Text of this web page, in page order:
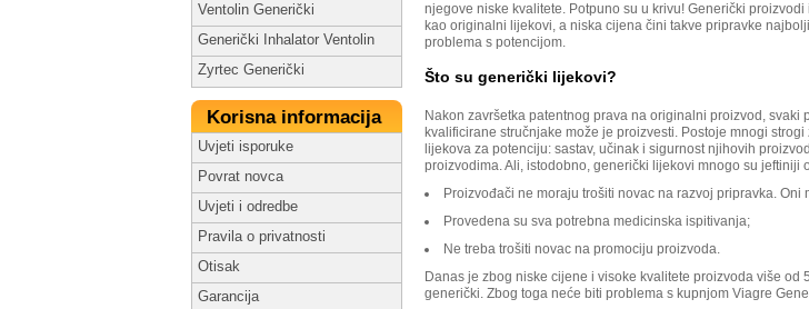
Ventolin Generički
Generički Inhalator Ventolin
Zyrtec Generički
Korisna informacija
Uvjeti isporuke
Povrat novca
Uvjeti i odredbe
Pravila o privatnosti
Otisak
Garancija
njegove niske kvalitete. Potpuno su u krivu! Generički
kao originalni lijekovi, a niska cijena čini takve pripravke
problema s potencijom.
Što su generički lijekovi?
Nakon završetka patentnog prava na originalni proizvod, svaki
kvalificirane stručnjake može je proizvesti. Postoje mnogi
lijekova za potenciju: sastav, učinak i sigurnost njihovih
proizvodima. Ali, istodobno, generički lijekovi mnogo su jeftiniji
Proizvođači ne moraju trošiti novac na razvoj pripravka. Oni
Provedena su sva potrebna medicinska ispitivanja;
Ne treba trošiti novac na promociju proizvoda.
Danas je zbog niske cijene i visoke kvalitete proizvoda više od
generički. Zbog toga neće biti problema s kupnjom Viagre